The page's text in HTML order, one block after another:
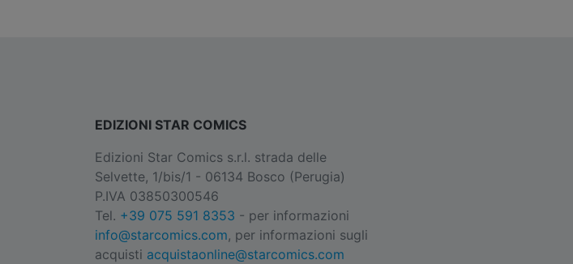
EDIZIONI STAR COMICS
Edizioni Star Comics s.r.l. strada delle
Selvette, 1/bis/1 - 06134 Bosco (Perugia)
P.IVA 03850300546
Tel. +39 075 591 8353 - per informazioni
info@starcomics.com, per informazioni sugli
acquisti acquistaonline@starcomics.com